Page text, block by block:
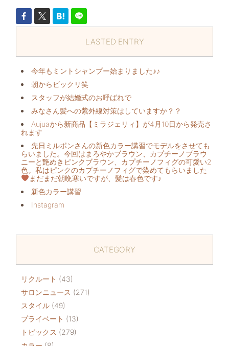
LASTED ENTRY
今年もミントシャンプー始まりました♪♪
朝からビックリ️笑
スタッフが結婚式のお呼ばれで
みなさん髪への紫外線対策はしていますか？？
Aujuaから新商品【ミラジェリィ】が4月10日から発売さ
れます
先日ミルボンさんの新色カラー講習でモデルをさせても
らいました。今回はまろやかブラウン、カプチーノブラウ
ニーと艶めきピンクブラウン、カプチーノフィグの可愛い2
色。私はピンクのカプチーノフィグで染めてもらいました
まだまだ朝晩寒いですが、髪は春色です♪
新色カラー講習
Instagram
CATEGORY
リクルート (43)
サロンニュース (271)
スタイル (49)
プライベート (13)
トピックス (279)